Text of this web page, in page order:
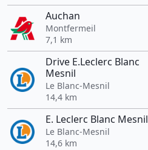
Auchan
Montfermeil
7,1 km
Drive E.Leclerc Blanc
Mesnil
Le Blanc-Mesnil
14,4 km
E. Leclerc Blanc Mesnil
Le Blanc-Mesnil
14,6 km